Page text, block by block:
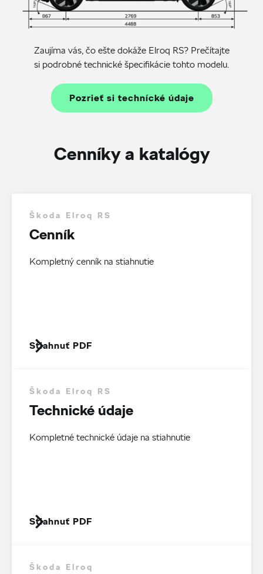
Zaujíma vás, čo ešte dokáže Elroq RS? Prečítajte
si podrobné technické špecifikácie tohto modelu.
Pozrieť si technícké údaje
Cenníky a katalógy
Škoda Elroq RS
Cenník
Kompletný cenník na stiahnutie
Stiahnuť PDF
Škoda Elroq RS
Technické údaje
Kompletné technické údaje na stiahnutie
Stiahnuť PDF
Škoda Elroq